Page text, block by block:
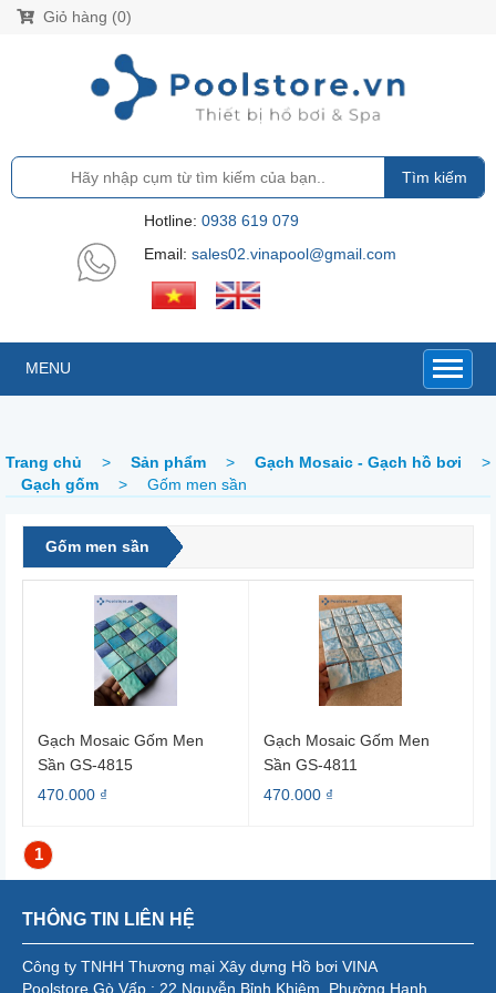
Giỏ hàng (0)
Tìm kiếm
Hotline: 0938 619 079
Email: sales02.vinapool@gmail.com
MENU
Trang chủ > Sản phẩm > Gạch Mosaic - Gạch hồ bơi
>
Gạch gốm
> Gốm men sần
Gốm men sần
Gạch Mosaic Gốm Men
Sần GS-4815
470.000 ₫
Gạch Mosaic Gốm Men
Sần GS-4811
470.000 ₫
1
THÔNG TIN LIÊN HỆ
Công ty TNHH Thương mại Xây dựng Hồ bơi VINA
Poolstore Gò Vấp : 22 Nguyễn Bỉnh Khiêm, Phường Hạnh